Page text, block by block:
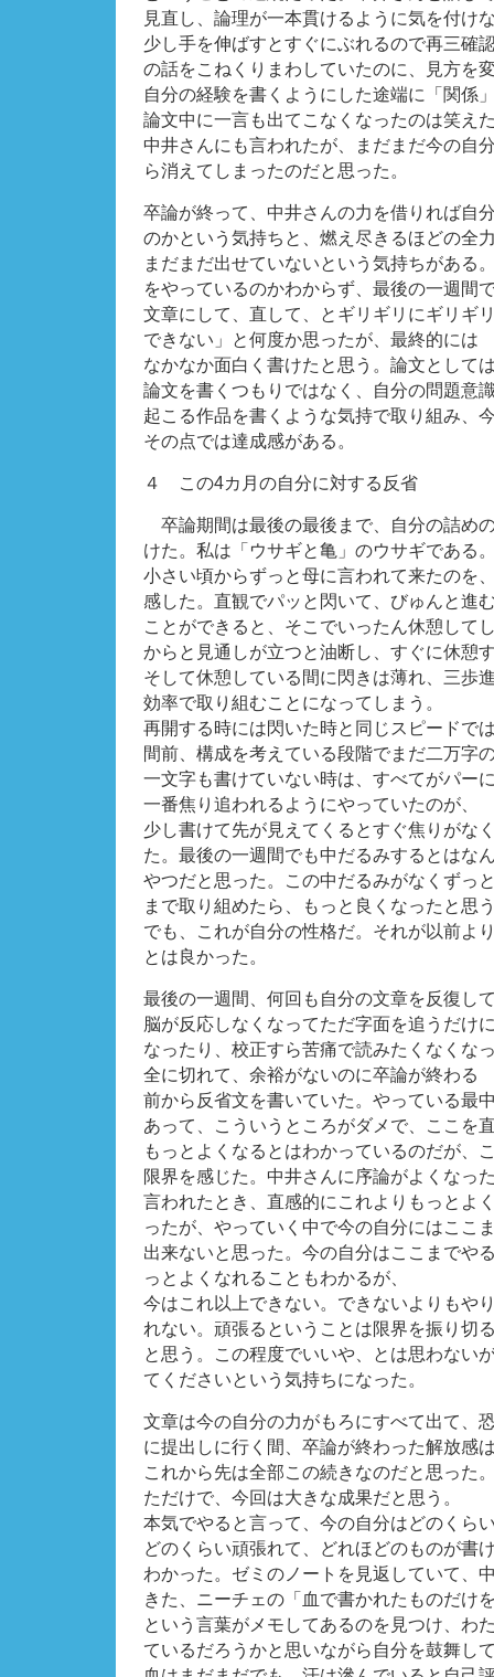
見直し、論理が一本貫けるように気を付け
少し手を伸ばすとすぐにぶれるので再三確
の話をこねくりまわしていたのに、見方を
自分の経験を書くようにした途端に「関係
論文中に一言も出てこなくなったのは笑え
中井さんにも言われたが、まだまだ今の自
ら消えてしまったのだと思った。
卒論が終って、中井さんの力を借りれば自
のかという気持ちと、燃え尽きるほどの全
まだまだ出せていないという気持ちがある
をやっているのかわからず、最後の一週間
文章にして、直して、とギリギリにギリギ
できない」と何度か思ったが、最終的には
なかなか面白く書けたと思う。論文として
論文を書くつもりではなく、自分の問題意
起こる作品を書くような気持で取り組み、
その点では達成感がある。
４ この4カ月の自分に対する反省
卒論期間は最後の最後まで、自分の詰め
けた。私は「ウサギと亀」のウサギである
小さい頃からずっと母に言われて来たのを
感した。直観でパッと閃いて、びゅんと進
ことができると、そこでいったん休憩して
からと見通しが立つと油断し、すぐに休憩
そして休憩している間に閃きは薄れ、三歩
効率で取り組むことになってしまう。
再開する時には閃いた時と同じスピードで
間前、構成を考えている段階でまだ二万字
一文字も書けていない時は、すべてがパー
一番焦り追われるようにやっていたのが、
少し書けて先が見えてくるとすぐ焦りがな
た。最後の一週間でも中だるみするとはな
やつだと思った。この中だるみがなくずっ
まで取り組めたら、もっと良くなったと思
でも、これが自分の性格だ。それが以前よ
とは良かった。
最後の一週間、何回も自分の文章を反復し
脳が反応しなくなってただ字面を追うだけ
なったり、校正すら苦痛で読みたくなくな
全に切れて、余裕がないのに卒論が終わる
前から反省文を書いていた。やっている最
あって、こういうところがダメで、ここを
もっとよくなるとはわかっているのだが、
限界を感じた。中井さんに序論がよくなっ
言われたとき、直感的にこれよりもっとよ
ったが、やっていく中で今の自分にはここ
出来ないと思った。今の自分はここまでや
っとよくなれることもわかるが、
今はこれ以上できない。できないよりもや
れない。頑張るということは限界を振り切
と思う。この程度でいいや、とは思わない
てくださいという気持ちになった。
文章は今の自分の力がもろにすべて出て、
に提出しに行く間、卒論が終わった解放感
これから先は全部この続きなのだと思った
ただけで、今回は大きな成果だと思う。
本気でやると言って、今の自分はどのくら
どのくらい頑張れて、どれほどのものが書
わかった。ゼミのノートを見返していて、
きた、ニーチェの「血で書かれたものだけ
という言葉がメモしてあるのを見つけ、わ
ているだろうかと思いながら自分を鼓舞し